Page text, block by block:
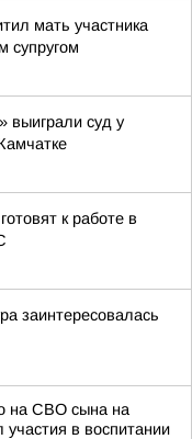
мать участника
супругом
выиграли суд у
к работе в
заинтересовалась
на СВО сына на
в воспитании